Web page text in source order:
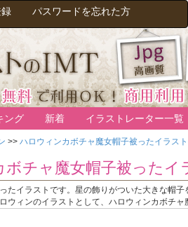
パスワードを忘れた方
ング 新着 イラストレーター一覧
>> ハロウィンカボチャ魔女帽子被ったイラスト
ボチャ魔女帽子被ったイ
たイラストです。星の飾りがついた大きな帽
ウィンのイラストとして、ハロウィンカボチ